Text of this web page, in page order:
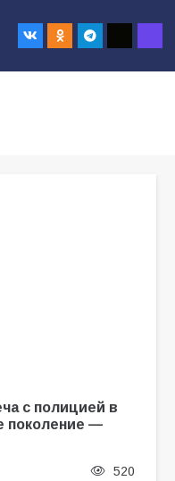
с полицией в
поколение —
520